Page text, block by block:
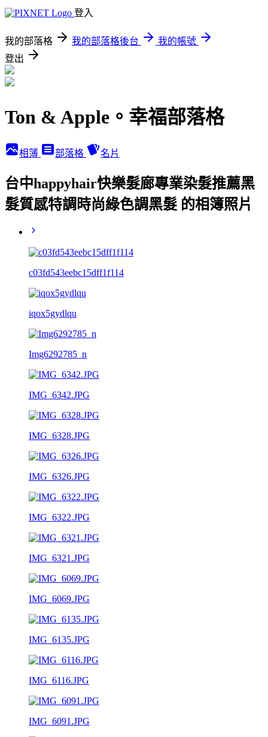
登入
我的部落格 我的部落格後台
我的帳號
登出
Ton & Apple。幸福部落格
相簿 部落格 名片
台中happyhair快樂髮廊專業染髮推薦黑
髮質感特調時尚綠色調黑髮 的相簿照片
c03fd543eebc15dff1f114
iqox5gydlqu
Img6292785_n
IMG_6342.JPG
IMG_6328.JPG
IMG_6326.JPG
IMG_6322.JPG
IMG_6321.JPG
IMG_6069.JPG
IMG_6135.JPG
IMG_6116.JPG
IMG_6091.JPG